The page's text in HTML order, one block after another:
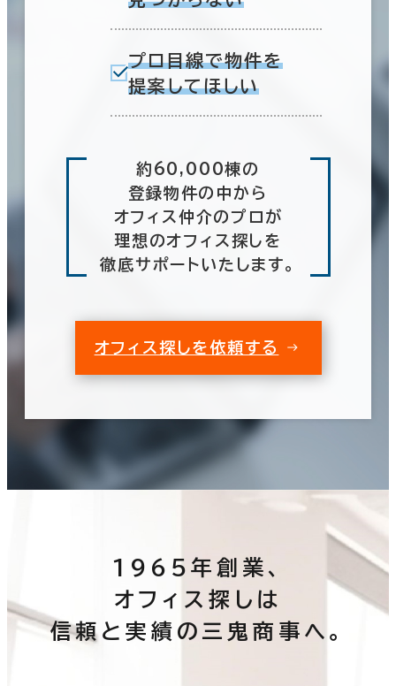
プロ目線で物件を
提案してほしい
約60,000棟の
登録物件の中から
オフィス仲介のプロが
理想のオフィス探しを
徹底サポートいたします。
オフィス探しを依頼する
1965年創業、
オフィス探しは
信頼と実績の三鬼商事へ。